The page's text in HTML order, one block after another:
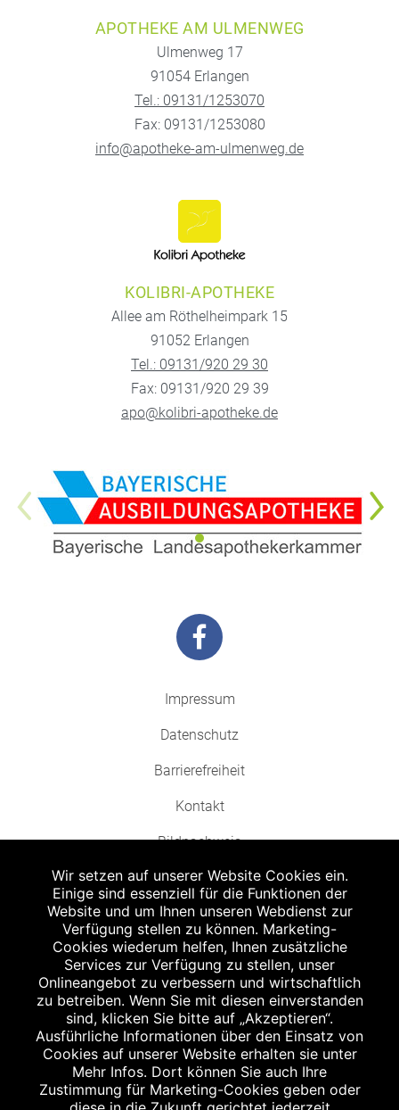
APOTHEKE AM ULMENWEG
Ulmenweg 17
91054 Erlangen
Tel.: 09131/1253070
Fax: 09131/1253080
info@apotheke-am-ulmenweg.de
KOLIBRI-APOTHEKE
Allee am Röthelheimpark 15
91052 Erlangen
Tel.: 09131/920 29 30
Fax: 09131/920 29 39
apo@kolibri-apotheke.de
Impressum
Datenschutz
Barrierefreiheit
Kontakt
Bildnachweis
Abgabe in haushaltsüblichen Mengen, solange der Vorrat reicht. Für Druck-
und Satzfehler keine Haftung.
Zu Risiken und Nebenwirkungen lesen Sie die Packungsbeilage und fragen
Sie Ihren Arzt oder Apotheker.
Angabe nach der deutschen Arzneimitteltaxe Apothekenerstattungspreis
(AEP). Der AEP ist keine unverbindliche Preisempfehlung der Hersteller. Der
AEP ist ein von den Apotheken in Ansatz gebrachter Preis für rezeptfreie
Arzneimittel. Er entspricht in der Höhe dem für Apotheken verbindlichen
Abgabepreis, zu dem eine Apotheke in bestimmten Fällen (z.B. bei Kindern
unter 12 Jahren) das Produkt mit der gesetzlichen Krankenversicherung
abrechnet. Der AEP ist der allgemeine Erstattungspreis im Falle einer
Wir setzen auf unserer Website Cookies ein.
Einige sind essenziell für die Funktionen der
Website und um Ihnen unseren Webdienst zur
Verfügung stellen zu können. Marketing-
Cookies wiederum helfen, Ihnen zusätzliche
Services zur Verfügung zu stellen, unser
Onlineangebot zu verbessern und wirtschaftlich
zu betreiben. Wenn Sie mit diesen einverstanden
sind, klicken Sie bitte auf „Akzeptieren“.
Ausführliche Informationen über den Einsatz von
Cookies auf unserer Website erhalten sie unter
Mehr Infos. Dort können Sie auch Ihre
Zustimmung für Marketing-Cookies geben oder